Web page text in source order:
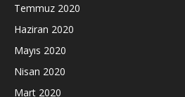
Temmuz 2020
Haziran 2020
Mayıs 2020
Nisan 2020
Mart 2020